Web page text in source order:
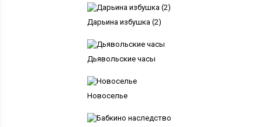
Дарьина избушка (2)
Дьявольские часы
Новоселье